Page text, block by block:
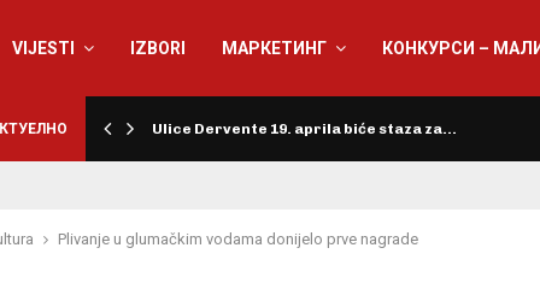
VIJESTI IZBORI МАРКЕТИНГ КОНКУРСИ –
Ulice Dervente 19. aprila biće staza za…
Plivanje u glumačkim vodama donijelo prve nagrade